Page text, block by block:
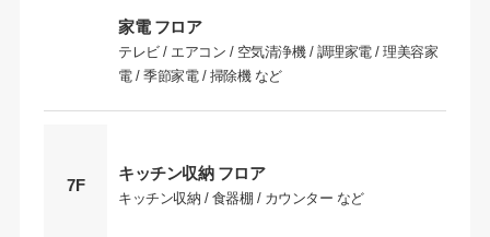
家電 フロア
テレビ / エアコン / 空気清浄機 / 調理家電 / 理美容家
電 / 季節家電 / 掃除機 など
7F
キッチン収納 フロア
キッチン収納 / 食器棚 / カウンター など